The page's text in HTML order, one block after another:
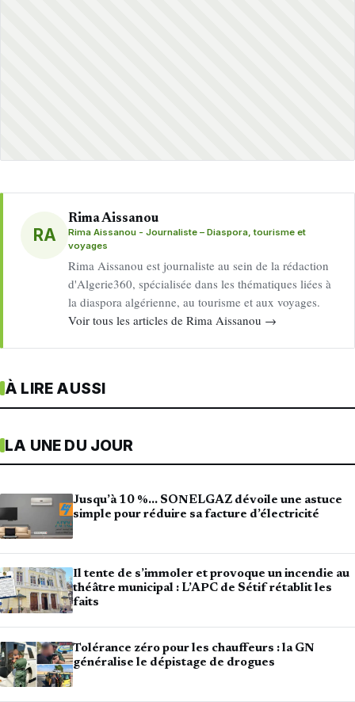
RA
Rima Aissanou
Rima Aissanou - Journaliste – Diaspora, tourisme et
voyages
Rima Aissanou est journaliste au sein de la rédaction
d'Algerie360, spécialisée dans les thématiques liées à
la diaspora algérienne, au tourisme et aux voyages.
Voir tous les articles de Rima Aissanou →
À LIRE AUSSI
LA UNE DU JOUR
Jusqu’à 10 %… SONELGAZ dévoile une astuce
simple pour réduire sa facture d’électricité
Il tente de s’immoler et provoque un incendie au
théâtre municipal : L’APC de Sétif rétablit les
faits
Tolérance zéro pour les chauffeurs : la GN
généralise le dépistage de drogues